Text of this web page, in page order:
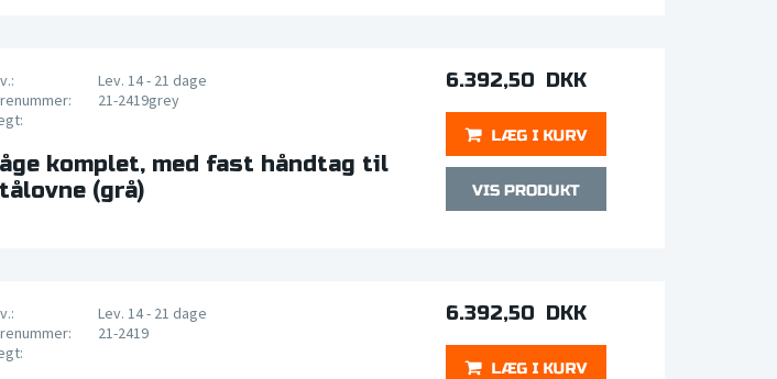
Lev. 14 - 21 dage
21-2419grey
komplet, med fast håndtag til
(grå)
6.392,50 DKK
Lev. 14 - 21 dage
21-2419
6.392,50 DKK